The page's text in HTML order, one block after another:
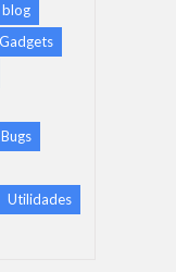
blog
Gadgets
Utilidades